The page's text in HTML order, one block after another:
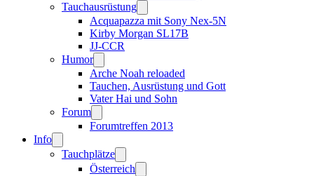
Tauchausrüstung
Acquapazza mit Sony Nex-5N
Kirby Morgan SL17B
JJ-CCR
Humor
Arche Noah reloaded
Tauchen, Ausrüstung und Gott
Vater Hai und Sohn
Forum
Forumtreffen 2013
Info
Tauchplätze
Österreich